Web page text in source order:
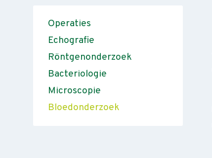
Operaties
Echografie
Röntgenonderzoek
Bacteriologie
Microscopie
Bloedonderzoek